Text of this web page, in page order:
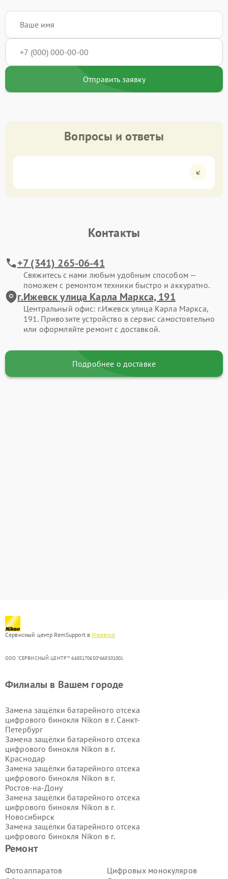
Отправить заявку
Вопросы и ответы
Контакты
+7 (341) 265-06-41
Свяжитесь с нами любым удобным способом —
поможем с ремонтом техники быстро и аккуратно.
г.Ижевск улица Карла Маркса, 191
Центральный офис: г.Ижевск улица Карла Маркса,
191. Привозите устройство в сервис самостоятельно
или оформляйте ремонт с доставкой.
Подробнее о доставке
Сервисный центр RemSupport в Ижевске
ООО "СЕРВИСНЫЙ ЦЕНТР"* 6685170650*668501001
Ремонт
Фотоаппаратов
Цифровых монокуляров
Филиалы в Вашем городе
Замена защёлки батарейного отсека
цифрового бинокля Nikon в г. Санкт-
Петербург
Замена защёлки батарейного отсека
цифрового бинокля Nikon в г.
Краснодар
Замена защёлки батарейного отсека
цифрового бинокля Nikon в г.
Ростов-на-Дону
Замена защёлки батарейного отсека
цифрового бинокля Nikon в г.
Новосибирск
Замена защёлки батарейного отсека
цифрового бинокля Nikon в г.
Екатеринбург
цифрового бинокля Nikon в г.
Казань
Замена защёлки батарейного отсека